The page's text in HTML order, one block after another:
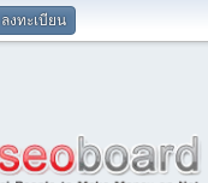
ลงทะเบียน